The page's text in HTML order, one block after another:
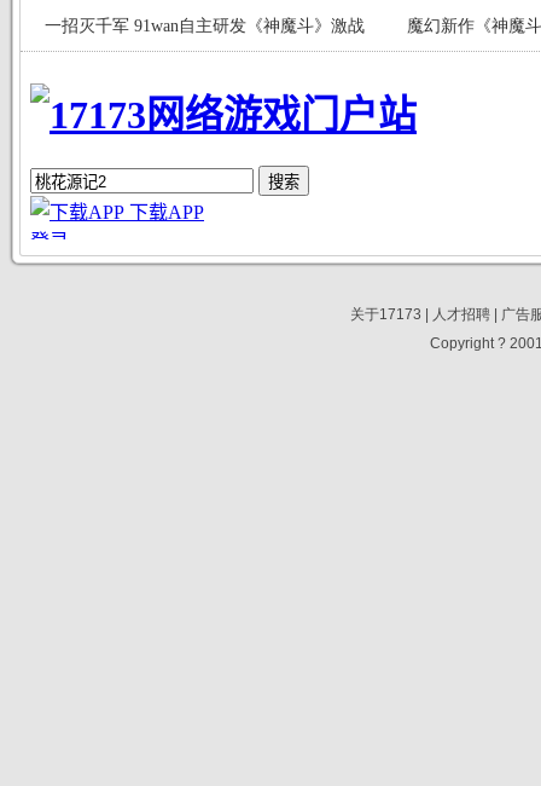
一招灭千军 91wan自主研发《神魔斗》激战
魔幻新作《神魔
关于17173 人才招聘|
广告
Copyright ?